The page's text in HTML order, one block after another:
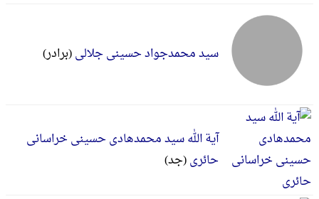
سید محمدجواد حسینی جلالی(برادر)
آیة الله سید محمدهادی حسینی خراسانی
حائری(جد)